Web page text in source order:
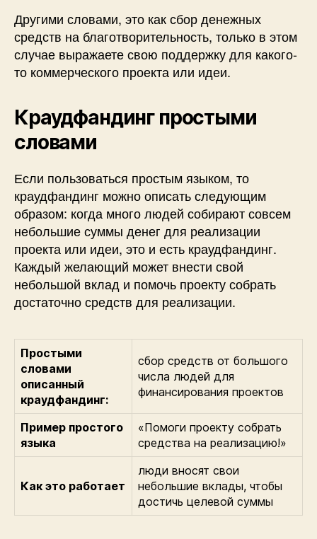
Другими словами, это как сбор денежных
средств на благотворительность, только в этом
случае выражаете свою поддержку для какого-
то коммерческого проекта или идеи.
Краудфандинг простыми
словами
Если пользоваться простым языком, то
краудфандинг можно описать следующим
образом: когда много людей собирают совсем
небольшие суммы денег для реализации
проекта или идеи, это и есть краудфандинг.
Каждый желающий может внести свой
небольшой вклад и помочь проекту собрать
достаточно средств для реализации.
Простыми
словами
описанный
краудфандинг:
сбор средств от большого
числа людей для
финансирования проектов
Пример простого
языка
«Помоги проекту собрать
средства на реализацию!»
Как это работает
люди вносят свои
небольшие вклады, чтобы
достичь целевой суммы